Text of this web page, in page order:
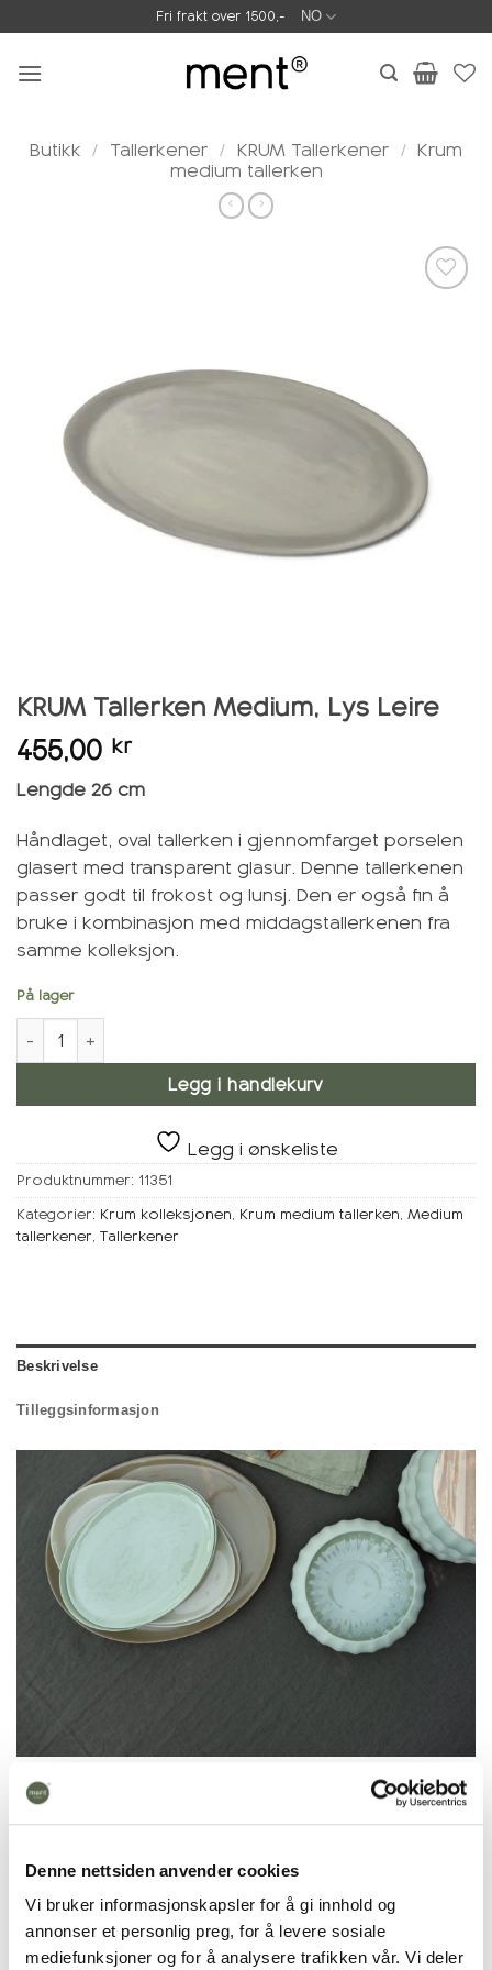
Denne nettsiden anvender cookies
Vi bruker informasjonskapsler for å gi innhold og
annonser et personlig preg, for å levere sosiale
mediefunksjoner og for å analysere trafikken vår. Vi deler
to
content
Fri frakt over 1500,- NO
Butikk / Tallerkener / KRUM Tallerkener / Krum
medium tallerken
KRUM Tallerken Medium, Lys Leire
455,00 kr
Lengde 26 cm
Håndlaget, oval tallerken i gjennomfarget porselen
glasert med transparent glasur. Denne tallerkenen
passer godt til frokost og lunsj. Den er også fin å
bruke i kombinasjon med middagstallerkenen fra
samme kolleksjon.
På lager
KRUM Tallerken Medium, Lys Leire antall
Legg i handlekurv
Legg i ønskeliste
Produktnummer: 11351
Kategorier: Krum kolleksjonen, Krum medium tallerken, Medium
tallerkener, Tallerkener
Beskrivelse
Tilleggsinformasjon